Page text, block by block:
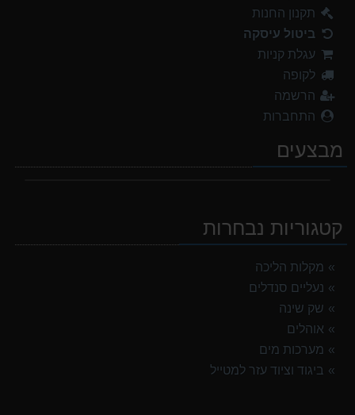
תקנון החנות
ביטול עיסקה
עגלת קניות
לקופה
הרשמה
התחברות
מבצעים
קטגוריות נבחרות
מקלות הליכה
נעליים סנדלים
שק שינה
אוהלים
מערכות מים
ביגוד וציוד עזר למטייל